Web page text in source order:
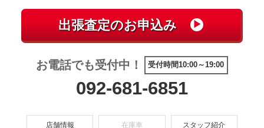
お電話でも受付中！ 受付時間10:00～19:00
092-681-6851
店舗情報 在庫車 スタッフ紹介